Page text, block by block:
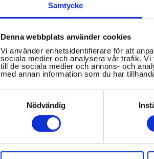
Samtycke
Denna webbplats använder cookies
Vi använder enhetsidentifierare för att
sociala medier och analysera vår trafik.
till de sociala medier och annons- och
med annan information som du har
Nödvändig